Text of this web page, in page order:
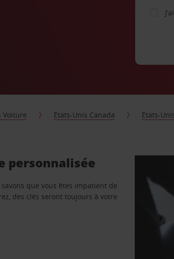
Voiture États-Unis Canada États-
personnalisée
que vous êtes impatient de
des clés seront toujours à votre